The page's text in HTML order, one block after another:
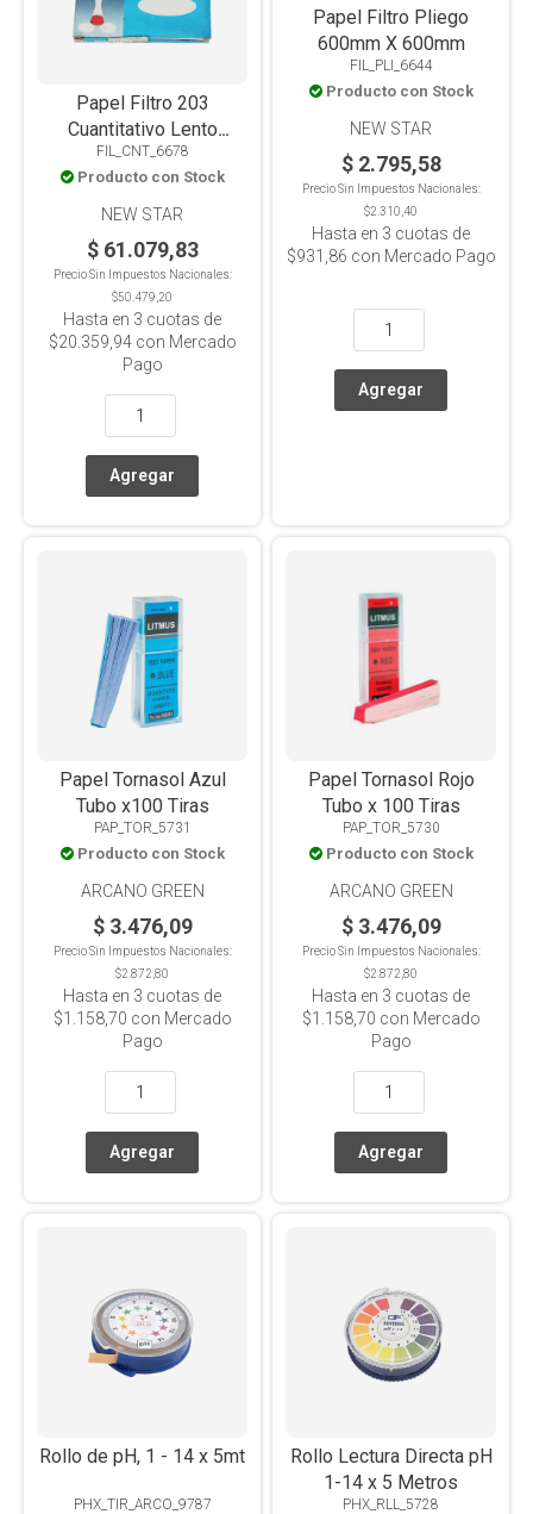
Papel Filtro 203
Cuantitativo Lento
150mm X 100u
FIL_CNT_6678
Producto con Stock
NEW STAR
$ 61.079,83
Precio Sin Impuestos Nacionales:
$50.479,20
Hasta en 3 cuotas de
$20.359,94con Mercado
Pago
Papel Filtro Pliego
600mm X 600mm
FIL_PLI_6644
Producto con Stock
NEW STAR
$ 2.795,58
Precio Sin Impuestos Nacionales:
$2.310,40
Hasta en 3 cuotas de
$931,86 con Mercado Pago
Papel Tornasol Azul
Tubo x100 Tiras
PAP_TOR_5731
Producto con Stock
ARCANO GREEN
$ 3.476,09
Precio Sin Impuestos Nacionales:
$2.872,80
Hasta en 3 cuotas de
$1.158,70 con Mercado
Pago
Papel Tornasol Rojo
Tubo x 100 Tiras
PAP_TOR_5730
Producto con Stock
ARCANO GREEN
$ 3.476,09
Precio Sin Impuestos Nacionales:
$2.872,80
Hasta en 3 cuotas de
$1.158,70 con Mercado
Pago
Rollo de pH, 1 - 14 x 5mt
PHX_TIR_ARCO_9787
Rollo Lectura Directa pH
1-14 x 5 Metros
PHX_RLL_5728